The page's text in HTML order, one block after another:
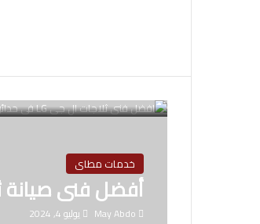
خدمات مطاى
أفضل فنى
May Abdo يوليو 4, 2024